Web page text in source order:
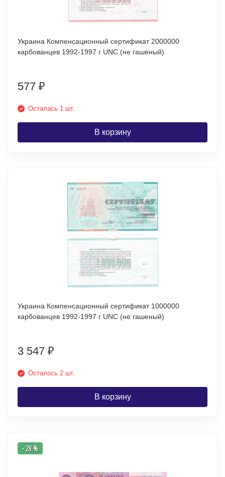
Украина Компенсационный сертификат 2000000
карбованцев 1992-1997 г UNC (не гашеный)
577 ₽
Осталась 1 шт.
В корзину
Украина Компенсационный сертификат 1000000
карбованцев 1992-1997 г UNC (не гашеный)
3 547 ₽
Осталось 2 шт.
В корзину
- 28 %